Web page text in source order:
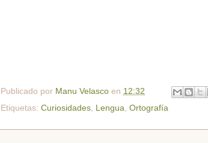
Publicado por Manu Velasco en 12:32
Etiquetas: Curiosidades Lengua Ortografía